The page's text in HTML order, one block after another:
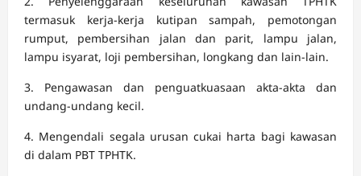
termasuk kerja-kerja kutipan sampah, pemotongan
rumput, pembersihan jalan dan parit, lampu jalan,
lampu isyarat, loji pembersihan, longkang dan lain-lain.
3. Pengawasan dan penguatkuasaan akta-akta dan
undang-undang kecil.
4. Mengendali segala urusan cukai harta bagi kawasan
di dalam PBT TPHTK.